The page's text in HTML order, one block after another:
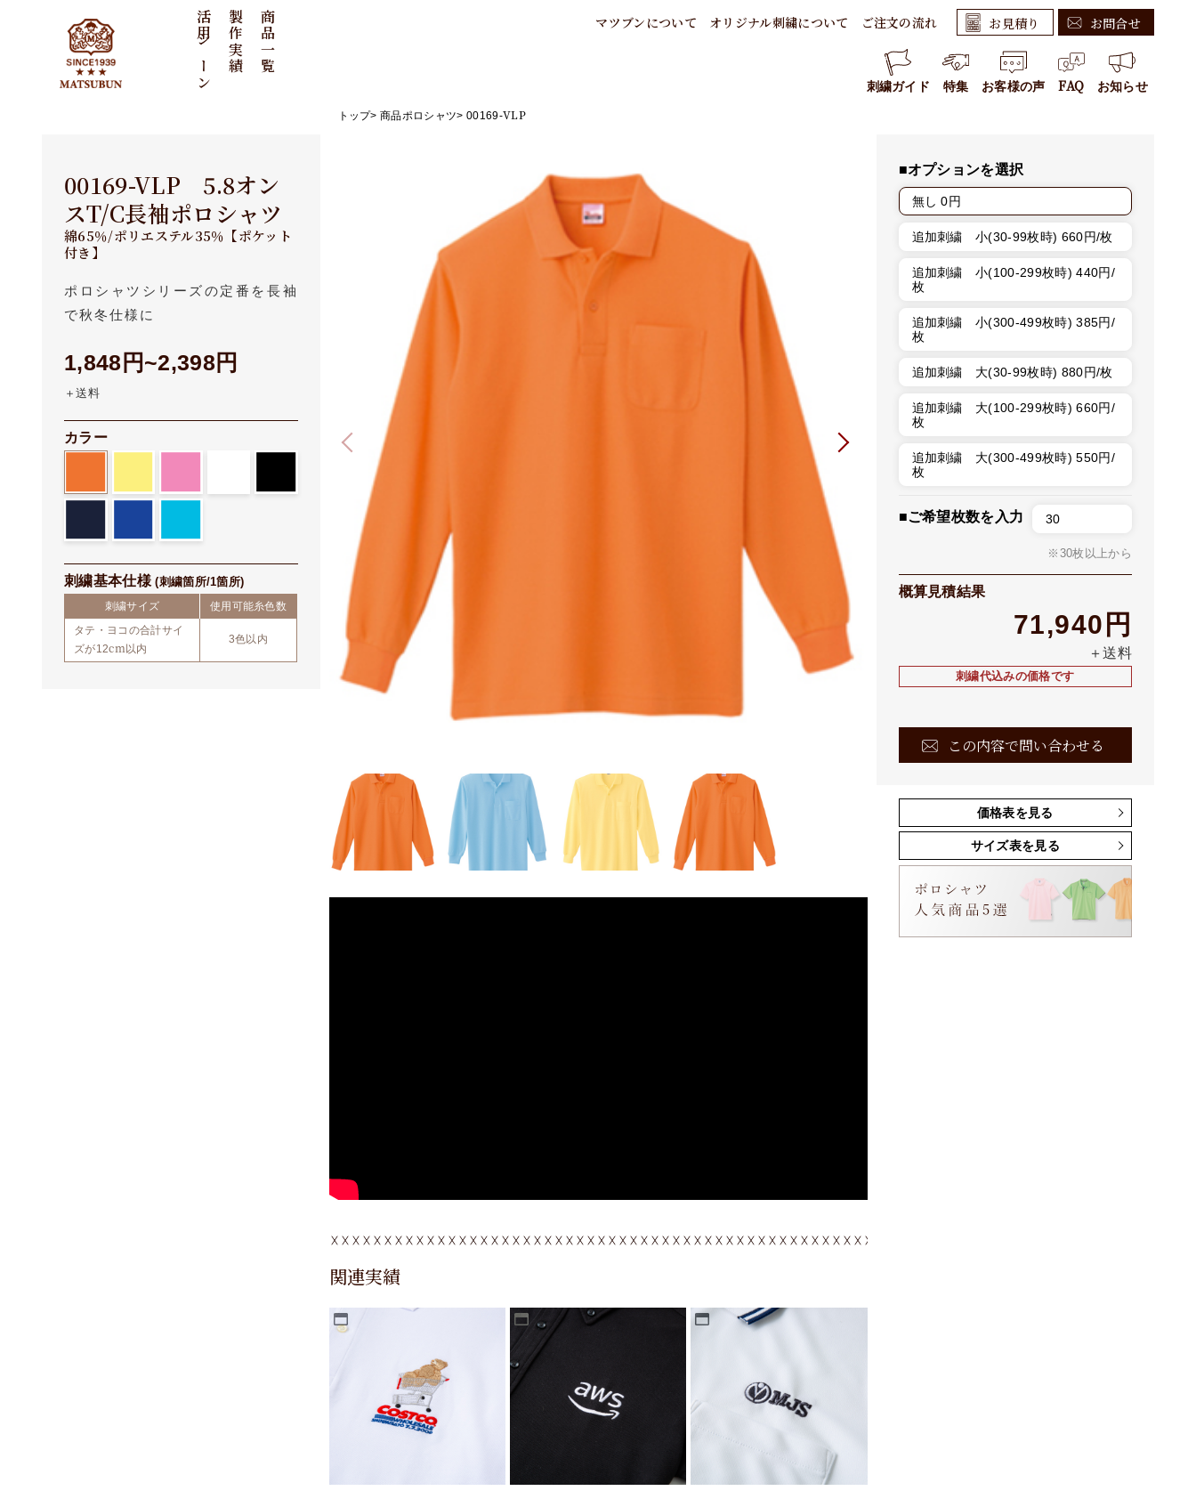
マツブンについて
協力会社の紹介
オリジナル刺繍について ご注文の流れ
お支払い方法・送料
お見積り お問合せ
新規のお客様はこちら
リピートのお客様はこちら
刺繍ガイド 特集 お客様の声 FAQ お知らせ
2025年02月01日 人材募集のお知らせ
活用シーン
イベント
ユニフォーム
製作実績
タオル
商品一覧
刺繍タオル
刺繍ワッペン
刺繍Tシャツ
刺繍トレーナー/パーカー
トップ 商品ポロシャツ 00169-VLP
00169-VLP 5.8オン
スT/C長袖ポロシャツ
綿65％/ポリエステル35％【ポケット
付き】
ポロシャツシリーズの定番を長袖
で秋冬仕様に
1,848円~2,398円
＋送料
カラー
刺繍基本仕様(刺繍箇所/1箇所)
刺繍サイズ
使用可能糸色数
タテ・ヨコの合計サイ
ズが12cm以内
3色以内
■オプションを選択
無し 0円
追加刺繍 小(30-99枚時) 660円/枚
追加刺繍 小(100-299枚時) 440円/
枚
追加刺繍 小(300-499枚時) 385円/
枚
追加刺繍 大(30-99枚時) 880円/枚
追加刺繍 大(100-299枚時) 660円/
枚
追加刺繍 大(300-499枚時) 550円/
枚
■ご希望枚数を入力
※30枚以上から
概算見積結果
71,940円
＋送料
刺繍代込みの価格です
この内容で問い合わせる
価格表を見る
サイズ表を見る
関連実績